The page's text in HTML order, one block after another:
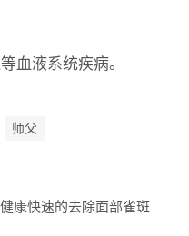
血液系统疾病。
师父
康快速的去除面部雀斑